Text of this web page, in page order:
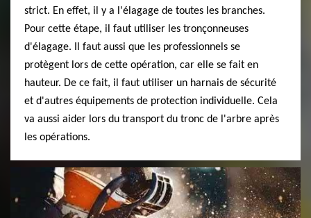
strict. En effet, il y a l'élagage de toutes les branches.
Pour cette étape, il faut utiliser les tronçonneuses
d'élagage. Il faut aussi que les professionnels se
protègent lors de cette opération, car elle se fait en
hauteur. De ce fait, il faut utiliser un harnais de sécurité
et d'autres équipements de protection individuelle. Cela
va aussi aider lors du transport du tronc de l'arbre après
les opérations.